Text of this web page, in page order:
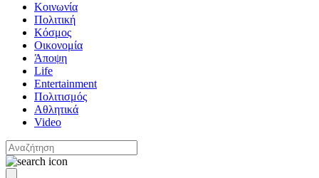
Κοινωνία
Πολιτική
Κόσμος
Οικονομία
Άποψη
Life
Entertainment
Πολιτισμός
Αθλητικά
Video